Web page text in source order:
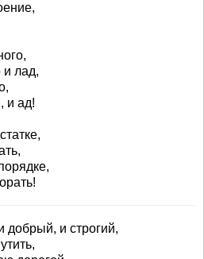
и лад,
и ад!
и строгий,